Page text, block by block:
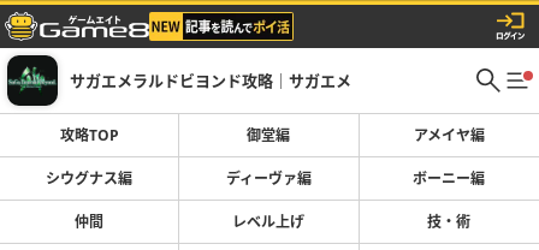
サガエメラルドビヨンド攻略｜サガエメ
攻略TOP 御堂編 アメイヤ編
シウグナス編 ディーヴァ編 ボーニー編
仲間 レベル上げ 技・術